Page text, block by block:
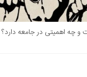
و چه اهمیتی در جامعه دارد؟